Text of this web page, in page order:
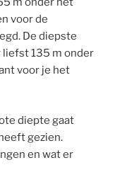
voor de
De diepste
liefst 135 m onder
voor je het
diepte gaat
gezien.
en wat er